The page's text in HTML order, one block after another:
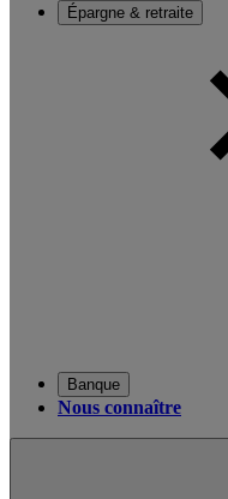
Épargne & retraite
Banque
Nous connaître